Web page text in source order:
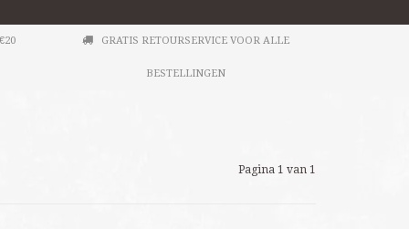
GRATIS RETOURSERVICE VOOR ALLE
BESTELLINGEN
Pagina 1 van 1